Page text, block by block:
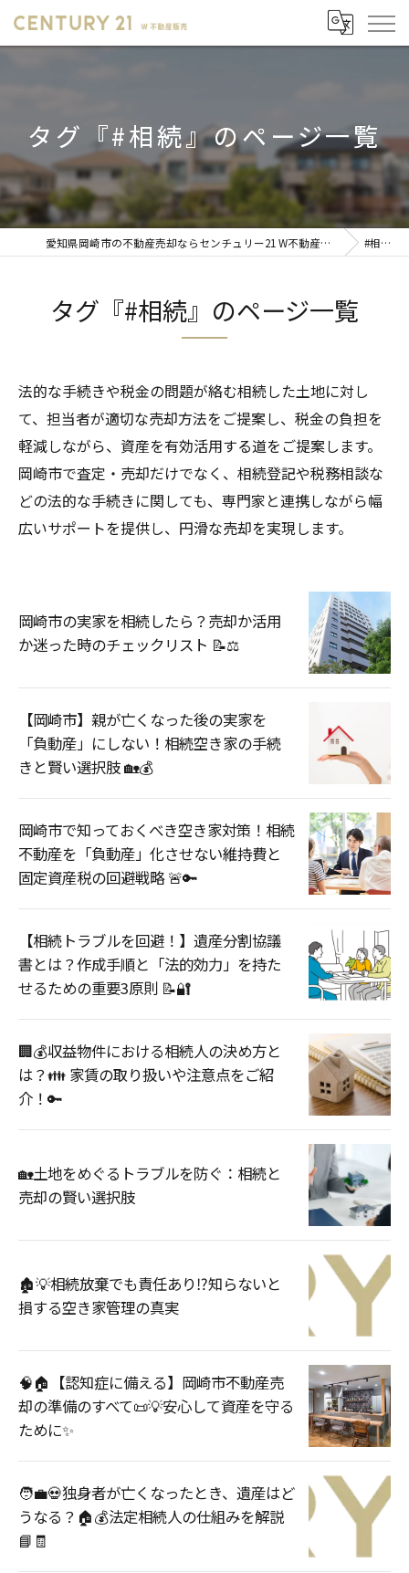
タグ『#相続』のページ一覧
愛知県岡崎市の不動産売却ならセンチュリー21 W不動産販売 #相続
タグ『#相続』のページ一覧
法的な手続きや税金の問題が絡む相続した土地に対し
て、担当者が適切な売却方法をご提案し、税金の負担を
軽減しながら、資産を有効活用する道をご提案します。
岡崎市で査定・売却だけでなく、相続登記や税務相談な
どの法的な手続きに関しても、専門家と連携しながら幅
広いサポートを提供し、円滑な売却を実現します。
岡崎市の実家を相続したら？売却か活用
か迷った時のチェックリスト 📝⚖️
【岡崎市】親が亡くなった後の実家を
「負動産」にしない！相続空き家の手続
きと賢い選択肢 🏡💰
岡崎市で知っておくべき空き家対策！相続
不動産を「負動産」化させない維持費と
固定資産税の回避戦略 🚨🔑
【相続トラブルを回避！】遺産分割協議
書とは？作成手順と「法的効力」を持た
せるための重要3原則 📝🔐
🏢💰収益物件における相続人の決め方と
は？👪 家賃の取り扱いや注意点をご紹
介！🔑
🏡土地をめぐるトラブルを防ぐ：相続と
売却の賢い選択肢
🏚️💡相続放棄でも責任あり⁉️知らないと
損する空き家管理の真実
🧠🏠【認知症に備える】岡崎市不動産売
却の準備のすべて📜💡安心して資産を守る
ために✨
🧑‍💼💀独身者が亡くなったとき、遺産はど
うなる？🏠💰法定相続人の仕組みを解説
📘🧾